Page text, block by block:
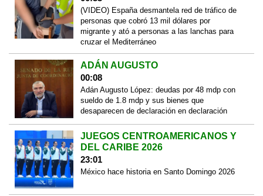
(VIDEO) España desmantela red de tráfico de
personas que cobró 13 mil dólares por
migrante y ató a personas a las lanchas para
cruzar el Mediterráneo
ADÁN AUGUSTO
00:08
Adán Augusto López: deudas por 48 mdp con
sueldo de 1.8 mdp y sus bienes que
desaparecen de declaración en declaración
JUEGOS CENTROAMERICANOS Y
DEL CARIBE 2026
23:01
México hace historia en Santo Domingo 2026